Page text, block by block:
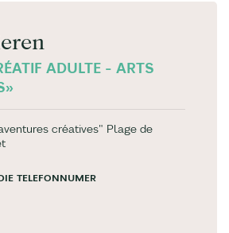
ADULTE - ARTS
créatives" Plage de
TELEFONNUMER